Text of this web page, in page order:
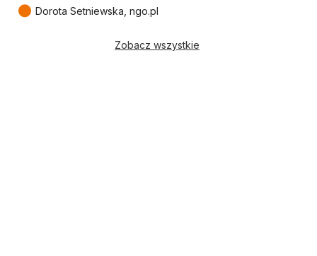
● Dorota Setniewska, ngo.pl
Zobacz wszystkie